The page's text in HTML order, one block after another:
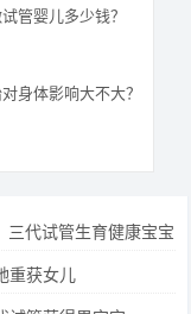
管婴儿多少钱？
身体影响大不大？
三代试管生育健康宝宝
重获女儿